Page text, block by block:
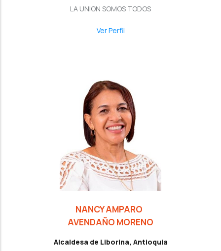
LA UNION SOMOS TODOS
Ver Perfil
NANCY AMPARO
AVENDAÑO MORENO
Alcaldesa de Liborina, Antioquia